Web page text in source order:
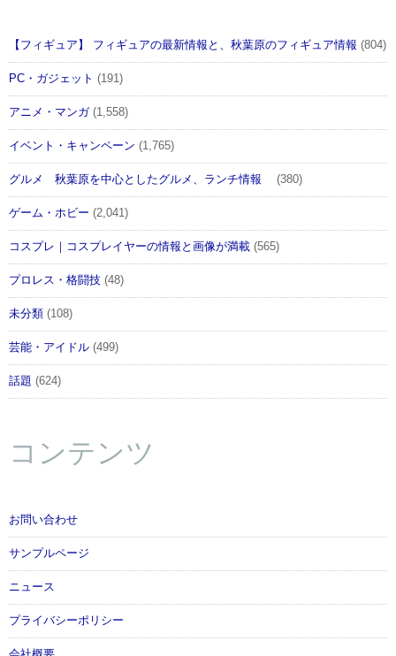
【フィギュア】 フィギュアの最新情報と、秋葉原のフィギュア情報 (804)
PC・ガジェット (191)
アニメ・マンガ(1,558)
イベント・キャンペーン (1,765)
グルメ 秋葉原を中心としたグルメ、ランチ情報 (380)
ゲーム・ホビー (2,041)
コスプレ｜コスプレイヤーの情報と画像が満載 (565)
プロレス・格闘技 (48)
未分類 (108)
芸能・アイドル (499)
話題 (624)
コンテンツ
お問い合わせ
サンプルページ
ニュース
プライバシーポリシー